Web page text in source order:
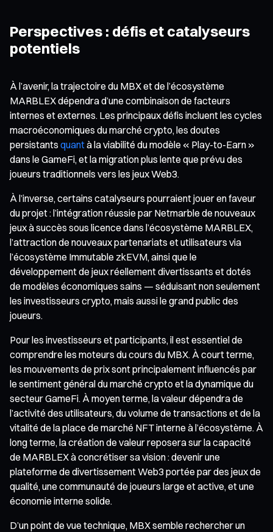
Perspectives : défis et catalyseurs
potentiels
À l’avenir, la trajectoire du MBX et de l’écosystème
MARBLEX dépendra d’une combinaison de facteurs
internes et externes. Les principaux défis incluent les cycles
macroéconomiques du marché crypto, les doutes
persistants quantà la viabilité du modèle « Play-to-Earn »
dans le GameFi, et la migration plus lente que prévu des
joueurs traditionnels vers les jeux Web3.
À l’inverse, certains catalyseurs pourraient jouer en faveur
du projet : l’intégration réussie par Netmarble de nouveaux
jeux à succès sous licence dans l’écosystème MARBLEX,
l’attraction de nouveaux partenariats et utilisateurs via
l’écosystème Immutable zkEVM, ainsi que le
développement de jeux réellement divertissants et dotés
de modèles économiques sains — séduisant non seulement
les investisseurs crypto, mais aussi le grand public des
joueurs.
Pour les investisseurs et participants, il est essentiel de
comprendre les moteurs du cours du MBX. À court terme,
les mouvements de prix sont principalement influencés par
le sentiment général du marché crypto et la dynamique du
secteur GameFi. À moyen terme, la valeur dépendra de
l’activité des utilisateurs, du volume de transactions et de la
vitalité de la place de marché NFT interne à l’écosystème. À
long terme, la création de valeur reposera sur la capacité
de MARBLEX à concrétiser sa vision : devenir une
plateforme de divertissement Web3 portée par des jeux de
qualité, une communauté de joueurs large et active, et une
économie interne solide.
D’un point de vue technique, MBX semble rechercher un